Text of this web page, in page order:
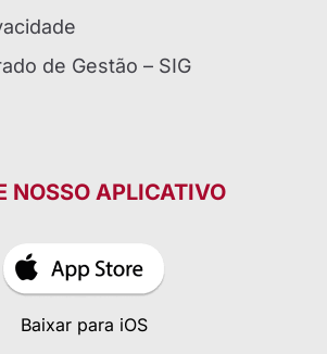
de Gestão – SIG
NOSSO APLICATIVO
Baixar para iOS